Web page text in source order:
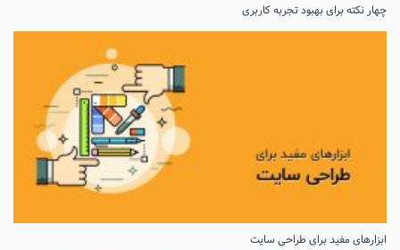
چهار نکته برای بهبود تجربه کاربری
ابزارهای مفید برای طراحی سایت